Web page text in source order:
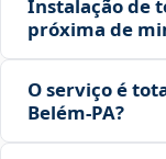
Instalação de
próxima de
O serviço é
Belém‑PA?